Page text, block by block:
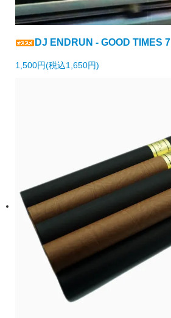
DJ ENDRUN - GOOD TIMES 7
1,500円(税込1,650円)